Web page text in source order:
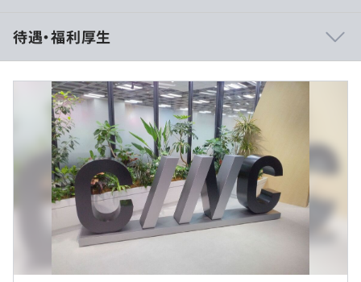
独自のデータ収集技術で取得・保有している日本語キーワ
ードのビッグデータを用いて、検索エンジン上に現れるユ
ーザーニーズやユーザーの行動を定量データで可視化する
ことで、デジタルマーケティングの調査・分析ができるツ
ールです。
世界最大量の日本語ビッグデータプラットフォームとし
て、SEO・リスティング広告のキーワードの調査・選定に
強みを持っています。
Webマーケティングに必要なあらゆるステップで利用でき
る機能を搭載しており、Google検索された実際のファク
トデータをもとに、Web集客最大化を実現します。
https://keywordmap.jp/
待遇・福利厚生
・基本給：320,182円～424,704円
・固定残業代（45時間分）：112,143円～148,752円（超
過分は別途支給）
※上記金額はあくまで目安です。
※スキルや年齢、現年収を考慮して決定します。
・給与改定年2回（6月、12月）
・別途交通費、家賃補助（オフィス最寄駅より2.5km圏内
に居住の場合）あり
・賞与年2回